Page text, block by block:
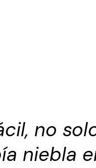
no
niebla